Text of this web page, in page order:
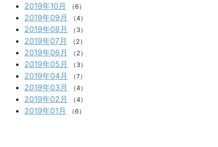
2019年10月 （6）
2019年09月 （4）
2019年08月 （3）
2019年07月 （2）
2019年06月 （2）
2019年05月 （3）
2019年04月 （7）
2019年03月 （4）
2019年02月 （4）
2019年01月 （6）